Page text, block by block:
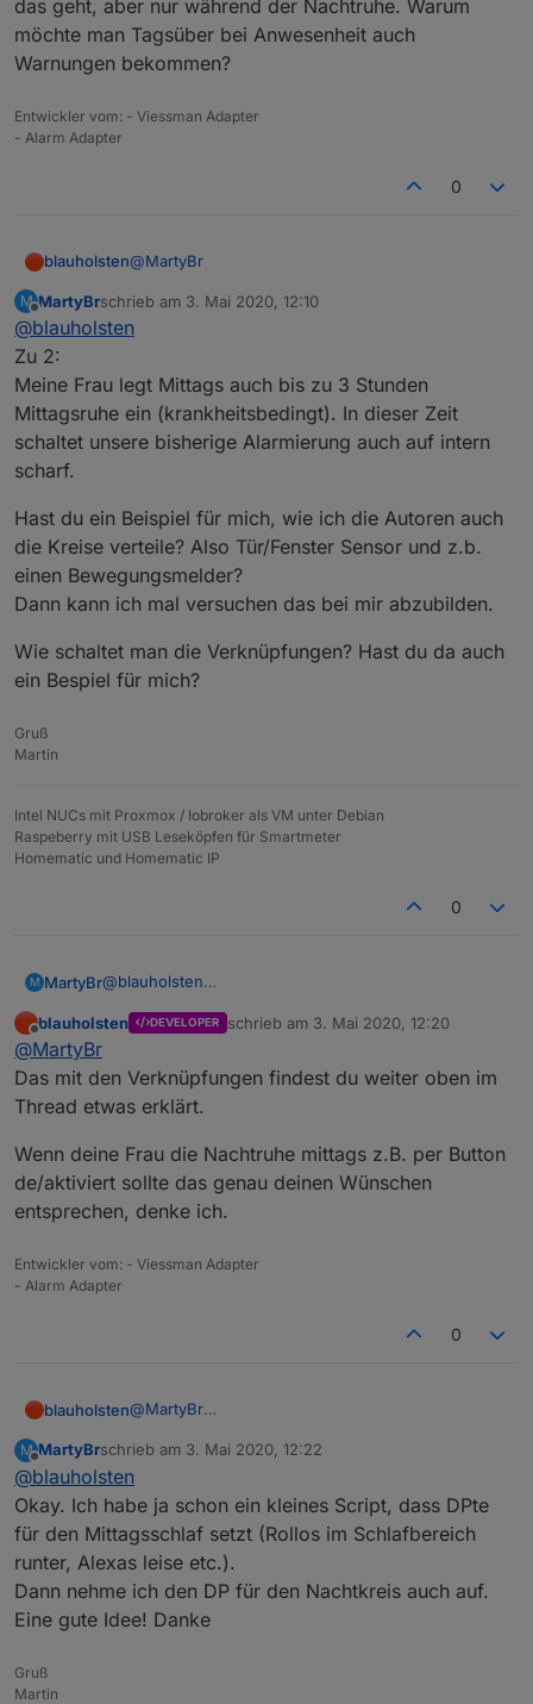
Bei 3 ist Niemand zu Hause. Alle Sensoren aktiv
(Außenhaut und Bewegungsmelder).
Intern und Extern aufbauen und welche Sensoren
weise ich den Kreisen zu?
das geht, aber nur während der Nachtruhe. Warum
möchte man Tagsüber bei Anwesenheit auch
Warnungen bekommen?
Entwickler vom: - Viessman Adapter
- Alarm Adapter
0
blauholsten@MartyBr
zu 2.
Warum möchte man Tagsüber bei Anwesenheit
auch Warnungen bekommen?
M
Offline
MartyBrschrieb am 3. Mai 2020, 12:10
zuletzt editiert von
@blauholsten
Zu 2:
Meine Frau legt Mittags auch bis zu 3 Stunden
Mittagsruhe ein (krankheitsbedingt). In dieser Zeit
schaltet unsere bisherige Alarmierung auch auf intern
scharf.
Hast du ein Beispiel für mich, wie ich die Autoren auch
die Kreise verteile? Also Tür/Fenster Sensor und z.b.
einen Bewegungsmelder?
Dann kann ich mal versuchen das bei mir abzubilden.
Wie schaltet man die Verknüpfungen? Hast du da auch
ein Bespiel für mich?
Gruß
Martin
Intel NUCs mit Proxmox / Iobroker als VM unter Debian
Raspeberry mit USB Leseköpfen für Smartmeter
Homematic und Homematic IP
0
M MartyBr@blauholsten
Meine Frau legt Mittags auch bis zu 3 Stunden
schaltet unsere bisherige Alarmierung auch auf intern
Hast du ein Beispiel für mich, wie ich die Autoren
z.b. einen Bewegungsmelder?
Dann kann ich mal versuchen das bei mir abzubilden.
Wie schaltet man die Verknüpfungen? Hast du da
auch ein Bespiel für mich?
Offline
blauholsten DEVELOPER schrieb am 3. Mai 2020, 12:20
zuletzt editiert von
@MartyBr
Das mit den Verknüpfungen findest du weiter oben im
Thread etwas erklärt.
Wenn deine Frau die Nachtruhe mittags z.B. per Button
de/aktiviert sollte das genau deinen Wünschen
entsprechen, denke ich.
Entwickler vom: - Viessman Adapter
- Alarm Adapter
0
blauholsten@MartyBr
oben im Thread etwas erklärt.
Wenn deine Frau die Nachtruhe mittags z.B. per
Button de/aktiviert sollte das genau deinen
Wünschen entsprechen, denke ich.
M
Offline
MartyBrschrieb am 3. Mai 2020, 12:22
zuletzt editiert von
@blauholsten
Okay. Ich habe ja schon ein kleines Script, dass DPte
für den Mittagsschlaf setzt (Rollos im Schlafbereich
runter, Alexas leise etc.).
Dann nehme ich den DP für den Nachtkreis auch auf.
Eine gute Idee! Danke
Gruß
Martin